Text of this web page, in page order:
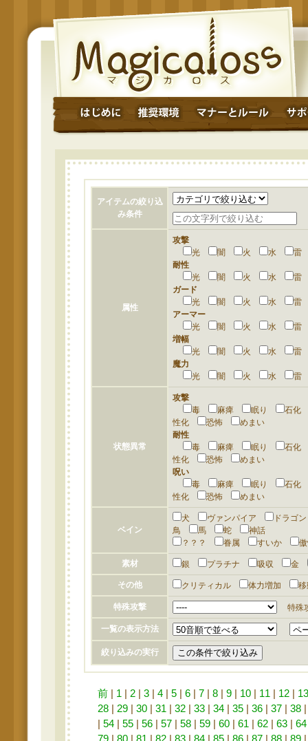
アイテムの絞り込
み条件
属性
攻撃
光
闇 火 水
耐性
光
闇 火 水
ガード
光
闇 火 水
アーマー
光
闇 火 水
増幅
光
闇 火 水
魔力
光
闇 火 水
状態異常
攻撃
毒
麻痺 眠り
石
性化
恐怖
めまい
耐性
毒
麻痺 眠り
石
性化
恐怖
めまい
呪い
毒
麻痺 眠り
石
性化
恐怖 めまい
ベイン
犬 ヴァンパイア
ドラゴ
鳥
馬 蛇
神話
？？？
眷属 すいか
素材 銀 プラチナ 吸収 金
その他 クリティカル 体力増加
特殊攻撃 特殊
一覧の表示方法
絞り込みの実行
前 1 2 3 4 5 6 7 8 9 10 11 12
13
28
29 30 31 32 33 34 35 36 37 38
54 55 56 57 58 59 60 61 62 63 64